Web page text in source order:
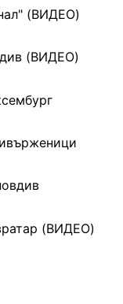
(ВИДЕО)
(ВИДЕО)
(ВИДЕО)